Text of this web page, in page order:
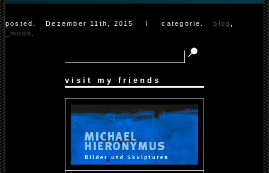
posted.Dezember 11th, 2015 Ι categorie. blog
_mode
visit my friends